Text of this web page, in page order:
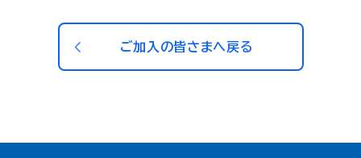
ご加入の皆さまへ戻る